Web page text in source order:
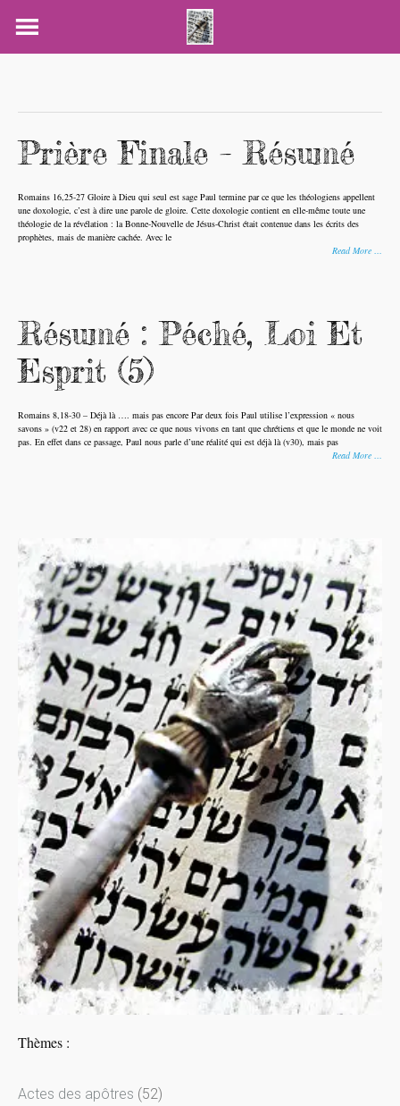
Prière Finale – Résumé
Romains 16,25-27 Gloire à Dieu qui seul est sage Paul termine par ce que les théologiens appellent
une doxologie, c’est à dire une parole de gloire. Cette doxologie contient en elle-même toute une
théologie de la révélation : la Bonne-Nouvelle de Jésus-Christ était contenue dans les écrits des
prophètes, mais de manière cachée. Avec le
Read More …
Résumé : Péché, Loi Et
Esprit (5)
Romains 8,18-30 – Déjà là …. mais pas encore Par deux fois Paul utilise l’expression « nous
savons » (v22 et 28) en rapport avec ce que nous vivons en tant que chrétiens et que le monde ne voit
pas. En effet dans ce passage, Paul nous parle d’une réalité qui est déjà là (v30), mais pas
Read More …
Thèmes :
Actes des apôtres (52)